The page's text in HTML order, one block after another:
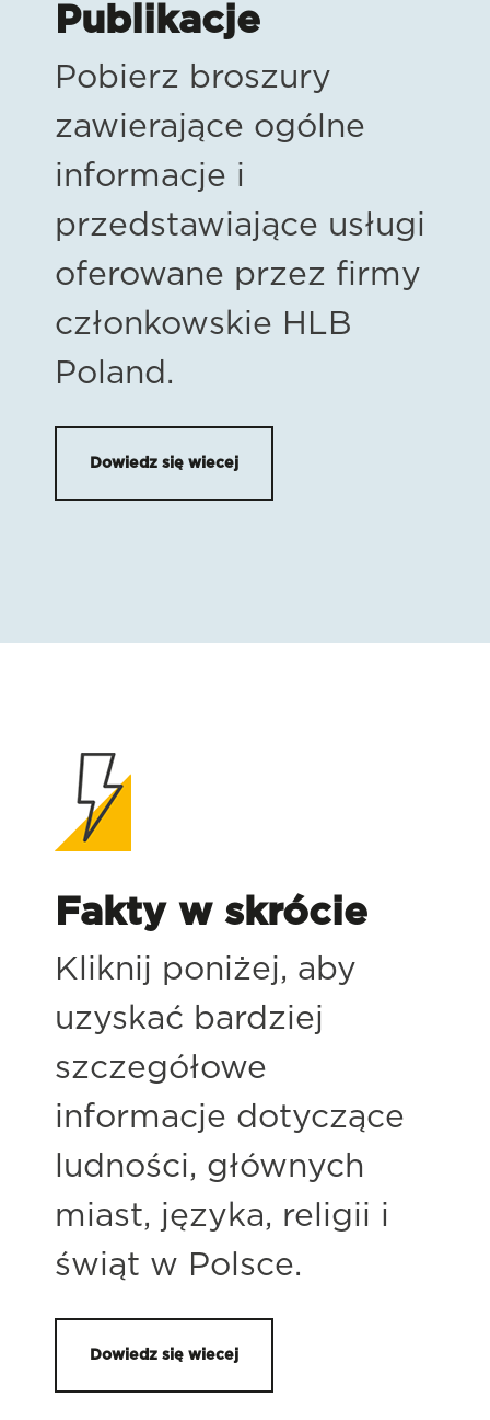
Publikacje
Pobierz broszury
zawierające ogólne
informacje i
przedstawiające usługi
oferowane przez firmy
członkowskie HLB
Poland.
Dowiedz się wiecej
Fakty w skrócie
Kliknij poniżej, aby
uzyskać bardziej
szczegółowe
informacje dotyczące
ludności, głównych
miast, języka, religii i
świąt w Polsce.
Dowiedz się wiecej